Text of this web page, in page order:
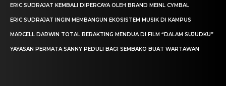
ERIC SUDRAJAT KEMBALI DIPERCAYA OLEH BRAND MEINL CYMBAL
ERIC SUDRAJAT INGIN MEMBANGUN EKOSISTEM MUSIK DI KAMPUS
MARCELL DARWIN TOTAL BERAKTING MENDUA DI FILM “DALAM SUJUDKU”
YAYASAN PERMATA SANNY PEDULI BAGI SEMBAKO BUAT WARTAWAN